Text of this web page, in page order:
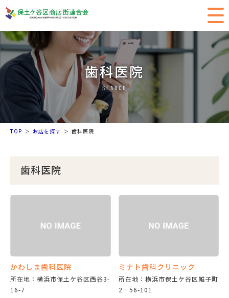
歯科医院
SEARCH
TOP お店を探す 歯科医院
歯科医院
かわしま歯科医院
所在地：横浜市保土ケ谷区西谷3-
16-7
ミナト歯科クリニック
所在地：横浜市保土ケ谷区帷子町
2‐56-101